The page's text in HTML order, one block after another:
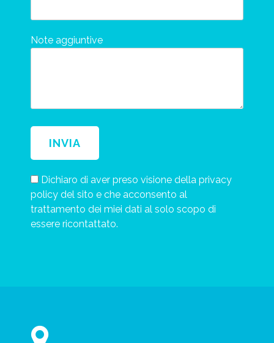
Note aggiuntive
Dichiaro di aver preso visione della privacy
policy del sito e che acconsento al
trattamento dei miei dati al solo scopo di
essere ricontattato.